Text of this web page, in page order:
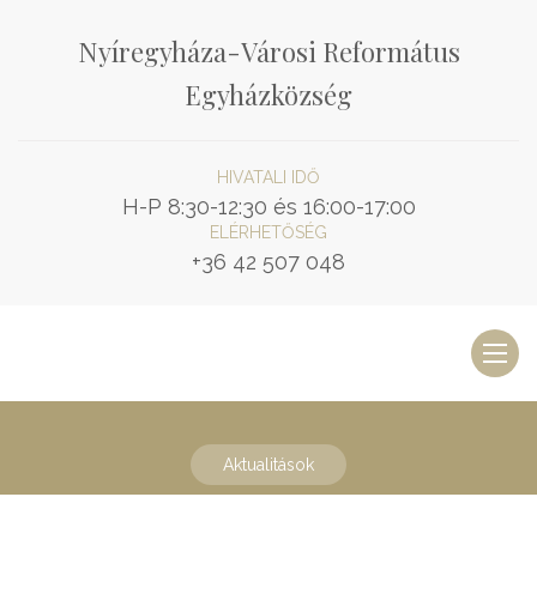
Nyíregyháza-Városi Református
Egyházközség
HIVATALI IDŐ
H-P 8:30-12:30 és 16:00-17:00
ELÉRHETŐSÉG
+36 42 507 048
Aktualitások